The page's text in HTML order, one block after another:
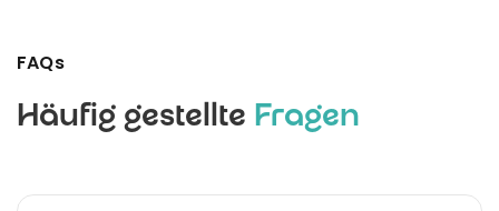
FAQs
Häufig gestellte Fragen